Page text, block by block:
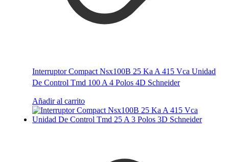
Interruptor Compact Nsx100B 25 Ka A 415 Vca Unidad
De Control Tmd 100 A 4 Polos 4D Schneider
Añadir al carrito